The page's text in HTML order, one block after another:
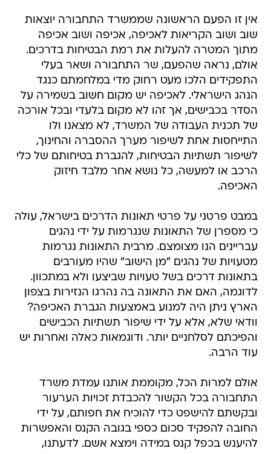
אין זו הפעם הראשונה שממשרד התחבורה יוצאות
שוב ושוב הקריאות לאכיפה, אכיפה ושוב אכיפה
מתוך המטרה להעלות את רמת הבטיחות בדרכים.
אולם, נראה שהפעם, שר התחבורה ושאר בעלי
התפקידים הלכו מעט רחוק מדי במלחמתם כנגד
הנהג הישראלי. לאכיפה יש מקום חשוב בשמירה על
הסדר בכבישים, אך זהו לא מקום בלעדי ובכל אורכה
של תכנית העבודה של המשרד, לא מצאנו ולו
התייחסות אחת לשיפור מערך ההסברה והחינוך,
לשיפור תשתיות הבטיחות, להגברת בטיחותם של כלי
הרכב או למעשה, כל נושא אחר מלבד חיזוק
האכיפה.
במבט פרטני על פרטי תאונות הדרכים בישראל, עולה
כי מספרן של התאונות שנגרמות על ידי נהגים
עבריינים הנו מצומצם. מרבית התאונות נגרמות
מטעויות של נהגים "מן הישוב" שהיו מעורבים
בתאונות דרכים בשל טעויות שביצעו ולא במתכוון.
לדוגמה, האם את התאונה בה נהרגו הנזירות בצפון
הארץ ניתן היה למנוע באמצעות הגברת האכיפה?
וודאי שלא, אלא על ידי שיפור תשתיות הכבישים
והפיכתם לסלחניים יותר. ודוגמאות כאלה ואחרות יש
עוד הרבה.
אולם למרות הכל, מקוממת אותנו עמדת משרד
התחבורה בכל הקשור להכבדת זכויות הערעור
ובקשתם להישפט כדי להוכיח את חפותם, על ידי
החובה להפקיד סכום כספי בגובה הקנס והאפשרות
להיענש בכפל קנס במידה וימצא אשם. לדעתנו,